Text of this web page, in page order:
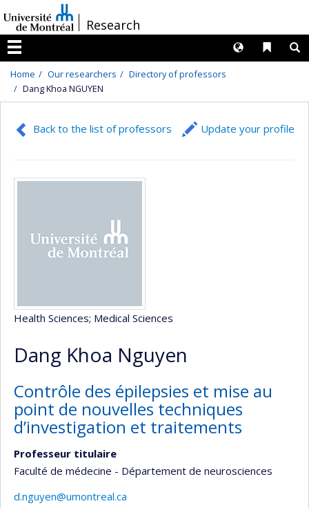
au
contenu
/Research
Menu
Liens
Langues
Home Our researchers
Directory of professors
Dang Khoa NGUYEN
Back to the list of professors Update your profile
Health Sciences; Medical Sciences
Dang Khoa Nguyen
Contrôle des épilepsies et mise au
point de nouvelles techniques
d’investigation et traitements
Professeur titulaire
Faculté de médecine - Département de neurosciences
d.nguyen@umontreal.ca